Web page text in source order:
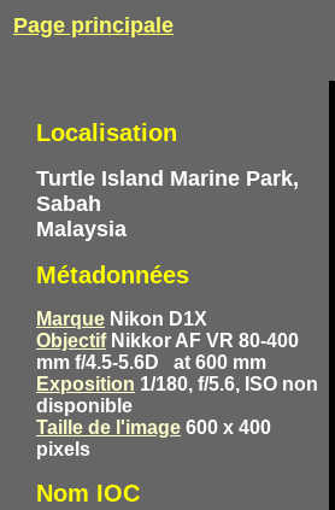
Page principale
Localisation
Turtle Island Marine Park,
Sabah
Malaysia
Métadonnées
Marque Nikon D1X
ObjectifNikkor AF VR 80-400
mm f/4.5-5.6D
at 600 mm
Exposition 1/180, f/5.6, ISO non
disponible
Taille de l'image 600 x 400
pixels
Nom IOC